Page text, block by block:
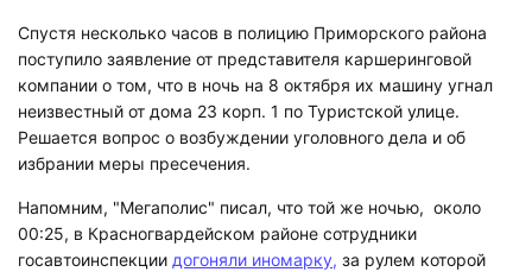
Спустя несколько часов в полицию Приморского района
поступило заявление от представителя каршеринговой
компании о том, что в ночь на 8 октября их машину угнал
неизвестный от дома 23 корп. 1 по Туристской улице.
Решается вопрос о возбуждении уголовного дела и об
избрании меры пресечения.
Напомним, "Мегаполис" писал, что той же ночью, около
00:25, в Красногвардейском районе сотрудники
госавтоинспекции догоняли иномарку, за рулем которой